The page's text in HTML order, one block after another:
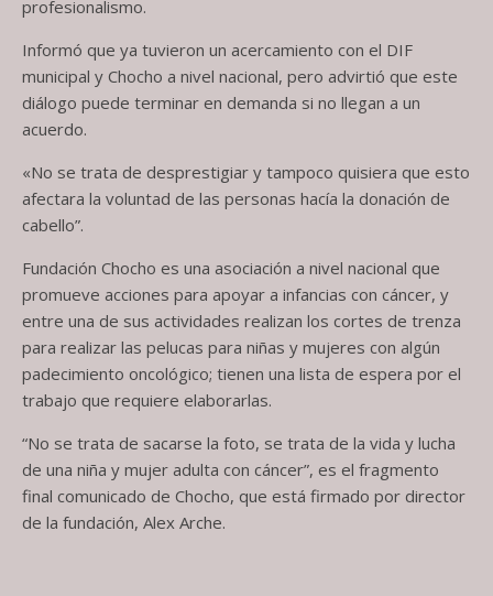
profesionalismo.
Informó que ya tuvieron un acercamiento con el DIF
municipal y Chocho a nivel nacional, pero advirtió que este
diálogo puede terminar en demanda si no llegan a un
acuerdo.
«No se trata de desprestigiar y tampoco quisiera que esto
afectara la voluntad de las personas hacía la donación de
cabello”.
Fundación Chocho es una asociación a nivel nacional que
promueve acciones para apoyar a infancias con cáncer, y
entre una de sus actividades realizan los cortes de trenza
para realizar las pelucas para niñas y mujeres con algún
padecimiento oncológico; tienen una lista de espera por el
trabajo que requiere elaborarlas.
“No se trata de sacarse la foto, se trata de la vida y lucha
de una niña y mujer adulta con cáncer”, es el fragmento
final comunicado de Chocho, que está firmado por director
de la fundación, Alex Arche.